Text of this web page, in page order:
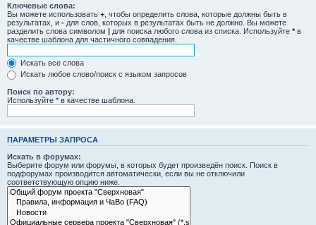
Ключевые слова:
Вы можете использовать + , чтобы определить слова, которые должны быть в
результатах, и - для слов, которых в результатах быть не должно. Вы можете
разделить слова символом | для поиска любого слова из списка. Используйте * в
качестве шаблона для частичного совпадения.
Искать все слова
Искать любое слово/поиск с языком запросов
Поиск по автору:
Используйте * в качестве шаблона.
ПАРАМЕТРЫ ЗАПРОСА
Искать в форумах:
Выберите форум или форумы, в которых будет произведён поиск. Поиск в
подфорумах производится автоматически, если вы не отключили
соответствующую опцию ниже.